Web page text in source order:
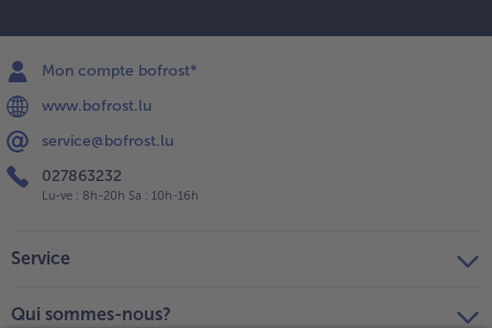
Mon compte bofrost*
www.bofrost.lu
service@bofrost.lu
027863232
Lu-ve : 8h-20h Sa : 10h-16h
Service
Qui sommes-nous?